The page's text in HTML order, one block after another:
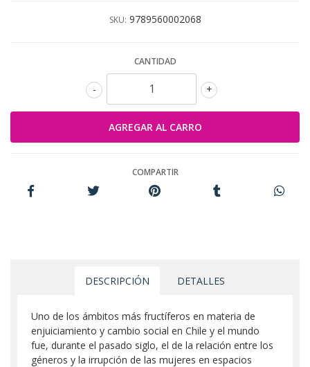
SKU: 9789560002068
CANTIDAD
+
-
COMPARTIR
DESCRIPCIÓN DETALLES
Uno de los ámbitos más fructíferos en materia de
enjuiciamiento y cambio social en Chile y el mundo
fue, durante el pasado siglo, el de la relación entre los
géneros y la irrupción de las mujeres en espacios